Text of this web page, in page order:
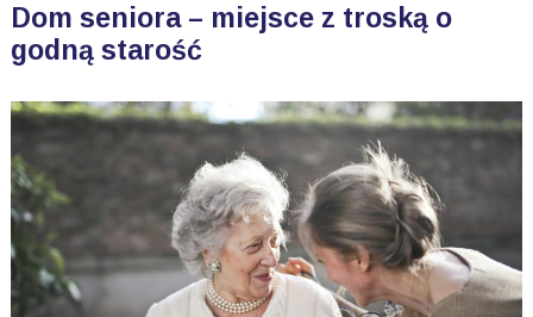
Dom seniora – miejsce z troską o
godną starość